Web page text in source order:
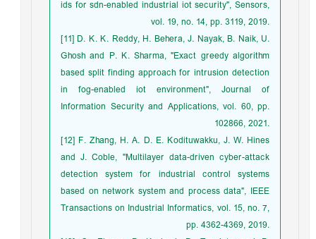
ids for sdn-enabled industrial iot ‎security", Sensors,
vol. 19, no. 14, pp. 3119, ‎‎2019.‎
‎[11]‎ D. K. K. Reddy, H. Behera, J. Nayak, B. ‎Naik, U.
Ghosh and P. K. Sharma, "Exact ‎greedy algorithm
based split finding approach ‎for intrusion detection
in fog-enabled iot ‎environment", Journal of
Information Security ‎and Applications, vol. 60, pp.
102866, 2021.‎
‎[12]‎ F. Zhang, H. A. D. E. Kodituwakku, J. ‎W. Hines
and J. Coble, "Multilayer data-‎driven cyber-attack
detection system for ‎industrial control systems
based on network ‎system and process data", IEEE
Transactions ‎on Industrial Informatics, vol. 15, no. 7,
pp. ‎‎4362-4369, 2019.‎